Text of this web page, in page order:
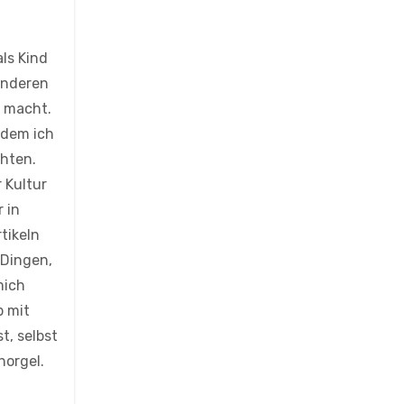
Kind
macht.
ich
Kultur
in
mit
selbst